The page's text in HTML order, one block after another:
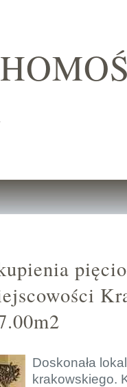
Doskonała
krakowskiego.